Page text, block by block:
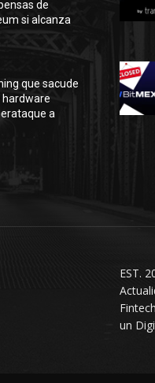
de
si alcanza
que sacude
hardware
a
EST.
un